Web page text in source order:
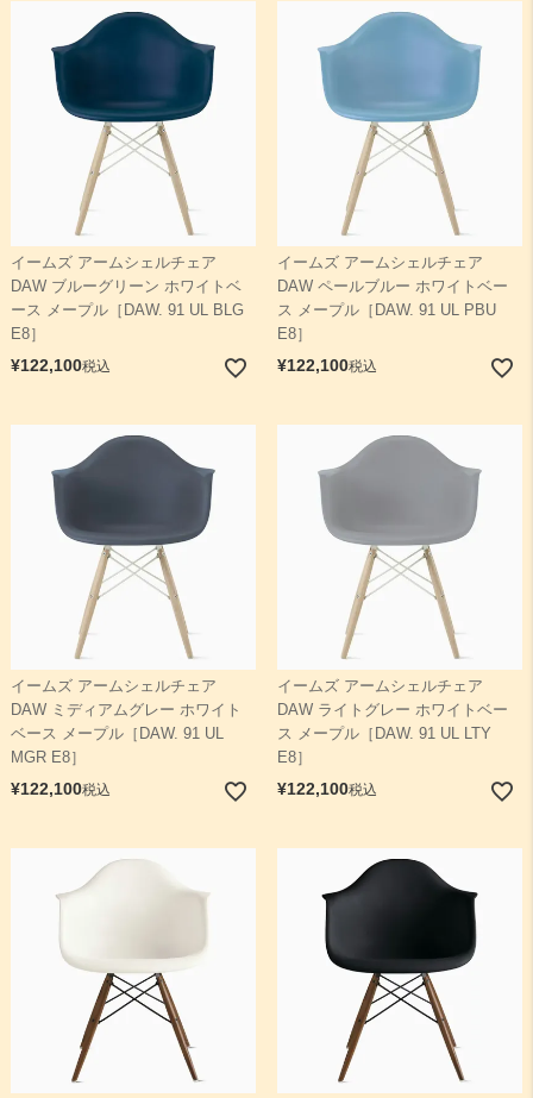
イームズ アームシェルチェア
DAW ブルーグリーン ホワイトベ
ース メープル［DAW. 91 UL BLG
E8］
¥122,100税込
イームズ アームシェルチェア
DAW ペールブルー ホワイトベー
ス メープル［DAW. 91 UL PBU
E8］
¥122,100税込
イームズ アームシェルチェア
DAW ミディアムグレー ホワイト
ベース メープル［DAW. 91 UL
MGR E8］
¥122,100税込
イームズ アームシェルチェア
DAW ライトグレー ホワイトベー
ス メープル［DAW. 91 UL LTY
E8］
¥122,100税込